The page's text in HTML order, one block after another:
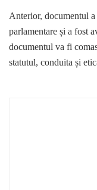
Anterior, documentul
parlamentare și a fost
documentul va fi
statutul, conduita și